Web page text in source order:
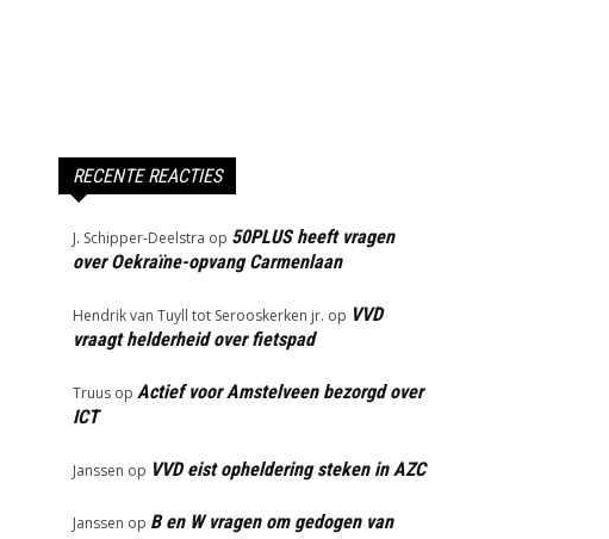
RECENTE REACTIES
J. Schipper-Deelstra op 50PLUS heeft vragen
over Oekraïne-opvang Carmenlaan
Hendrik van Tuyll tot Serooskerken jr. op VVD
vraagt helderheid over fietspad
Truus op Actief voor Amstelveen bezorgd over
ICT
Janssen op VVD eist opheldering steken in AZC
Janssen op B en W vragen om gedogen van